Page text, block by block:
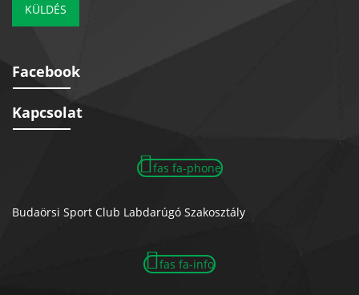
KÜLDÉS
Facebook
Kapcsolat
fas fa-phone
Budaörsi Sport Club Labdarúgó Szakosztály
fas fa-info